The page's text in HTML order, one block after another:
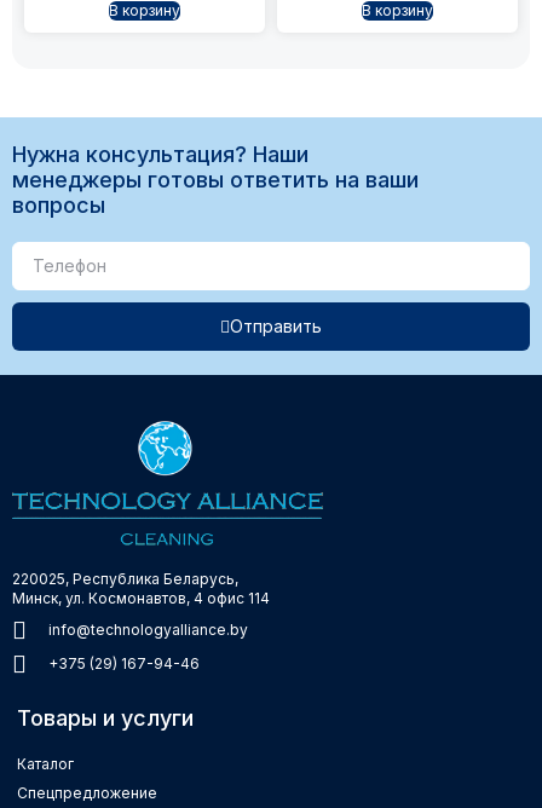
В корзину В корзину
Нужна консультация? Наши
менеджеры готовы ответить на ваши
вопросы
Отправить
220025, Республика Беларусь,
Минск, ул. Космонавтов, 4 офис 114
info@technologyalliance.by
+375 (29) 167-94-46
Товары и услуги
Каталог
Спецпредложение